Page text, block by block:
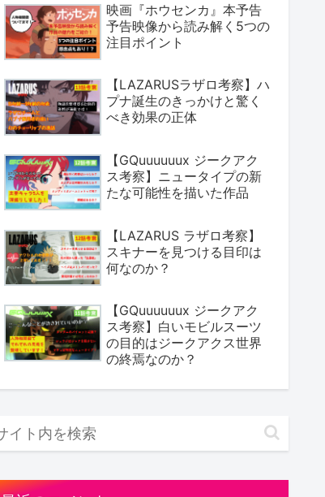
映画『ホウセンカ』本予告
予告映像から読み解く5つの
注目ポイント
【LAZARUSラザロ考察】ハ
プナ誕生のきっかけと驚く
べき効果の正体
【GQuuuuuux ジークアク
ス考察】ニュータイプの新
たな可能性を描いた作品
【LAZARUS ラザロ考察】
スキナーを見つける目印は
何なのか？
【GQuuuuuux ジークアク
ス考察】白いモビルスーツ
の目的はジークアクス世界
の終焉なのか？